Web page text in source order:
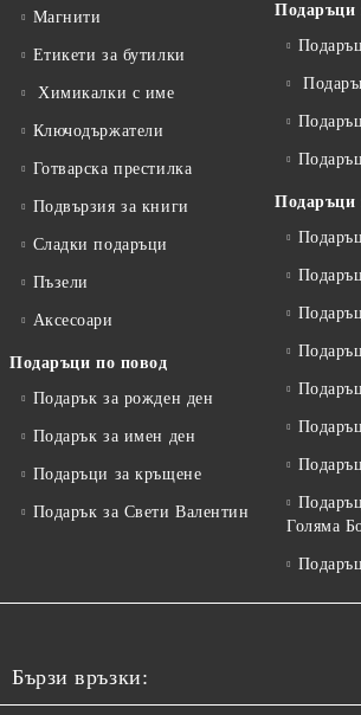
Магнити
Етикети за бутилки
Химикалки с име
Ключодържатели
Готварска престилка
Подвързия за книги
Сладки подаръци
Пъзели
Аксесоари
Подаръци по повод
Подарък за рожден ден
Подарък за имен ден
Подаръци за кръщене
Подарък за Свети Валентин
Подаръци
Подаръци
Голяма
Бързи връзки: